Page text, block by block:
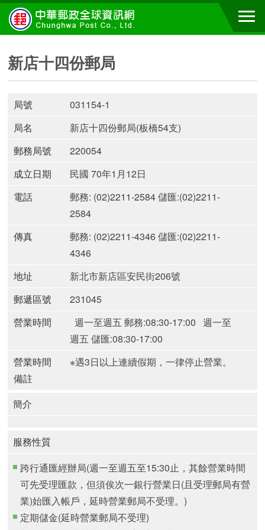
新店十四份郵局
局號
031154-1
局名
新店十四份郵局(板橋54支)
郵務局號
220054
成立日期
民國 70年1月12日
電話
郵務: (02)2211-2584 儲匯:(02)2211-
2584
傳真
郵務: (02)2211-4346 儲匯:(02)2211-
4346
地址
新北市新店區安民街206號
郵遞區號
231045
營業時間
週一至週五 郵務:08:30-17:00 週一至
週五 儲匯:08:30-17:00
營業時間
備註
※遇3日以上連續假期，一律停止營業。
簡介
服務性質
跨行通匯經辦局(週一至週五至15:30止，其餘營業時間
可先受理匯款，但須俟次一銀行營業日(且受理郵局有營
業)始匯入帳戶，延時營業郵局不受理。)
定期儲金(延時營業郵局不受理)